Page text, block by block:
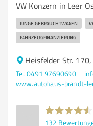
VW Konzern in Leer
JUNGE GEBRAUCHTWAGEN
FAHRZEUGFINANZIERUNG
Heisfelder Str.
Tel. 0491 97690690
www.autohaus-brandt-
132